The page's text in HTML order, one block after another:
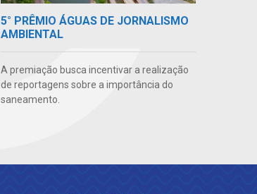
5° PRÊMIO ÁGUAS DE JORNALISMO
AMBIENTAL
A premiação busca incentivar a realização
de reportagens sobre a importância do
saneamento.